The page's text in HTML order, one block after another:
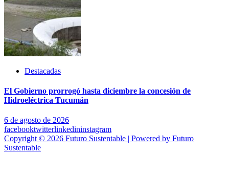
Destacadas
El Gobierno prorrogó hasta diciembre la concesión de
Hidroeléctrica Tucumán
6 de agosto de 2026
facebooktwitterlinkedininstagram
Copyright © 2026 Futuro Sustentable | Powered by Futuro
Sustentable